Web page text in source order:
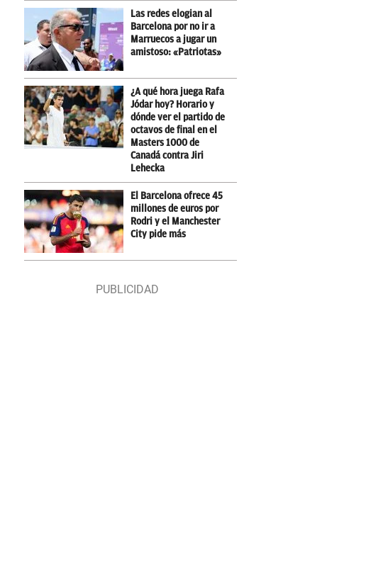
Las redes elogian al
Barcelona por no ir a
Marruecos a jugar un
amistoso: «Patriotas»
¿A qué hora juega Rafa
Jódar hoy? Horario y
dónde ver el partido de
octavos de final en el
Masters 1000 de
Canadá contra Jiri
Lehecka
El Barcelona ofrece 45
millones de euros por
Rodri y el Manchester
City pide más